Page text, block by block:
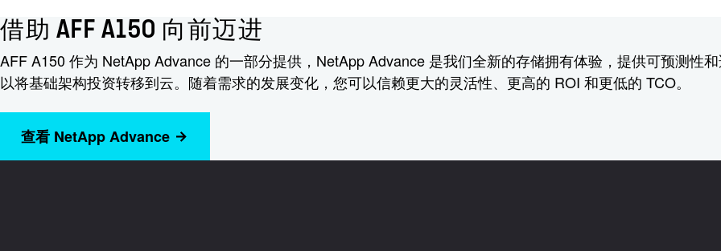
借助 AFF A150 向前迈进
AFF A150 作为 NetApp Advance 的一部分提供，NetApp Advance 是我们全新的存储拥有体验，提供可预测性
以将基础架构投资转移到云。随着需求的发展变化，您可以信赖更大的灵活性、更高的 ROI 和更低的 TCO。
查看 NetApp Advance